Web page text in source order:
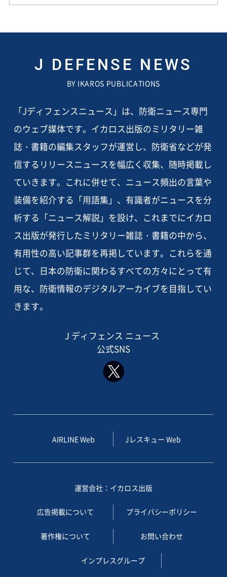
J DEFENSE NEWS
BY IKAROS PUBLICATIONS
「Jディフェンスニュース」は、防衛ニュース専門
のウェブ媒体です。イカロス出版のミリタリー雑
誌・書籍の編集スタッフが運営し、防衛省などが発
信するリリースニュースを幅広く収集、随時掲載し
ていきます。これに併せて、ニュース頻出の言葉や
装備を紹介する「用語集」、有識者がニュースを分
析する「ニュース解説」を設け、これまでにイカロ
ス出版が発行したミリタリー雑誌・書籍の中から、
有用性の高い記事群を再掲しています。これらを通
じて、日本の防衛に関わるすべての方々にとって有
用な、防衛情報のデジタルアーカイブを目指してい
きます。
J ディフェンス ニュース
公式SNS
AIRLINE Web Jレスキュー Web
運営会社：イカロス出版
広告掲載について プライバシーポリシー
著作権について お問い合わせ
インプレスグループ